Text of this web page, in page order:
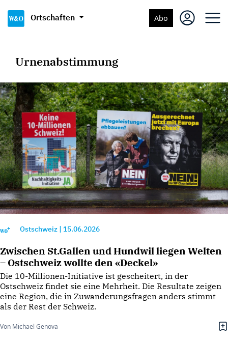
Ortschaften Abo
Urnenabstimmung
Ostschweiz 15.06.2026
Zwischen St.Gallen und Hundwil liegen Welten
– Ostschweiz wollte den «Deckel»
Die 10-Millionen-Initiative ist gescheitert, in der
Ostschweiz findet sie eine Mehrheit. Die Resultate zeigen
eine Region, die in Zuwanderungsfragen anders stimmt
als der Rest der Schweiz.
Von Michael Genova